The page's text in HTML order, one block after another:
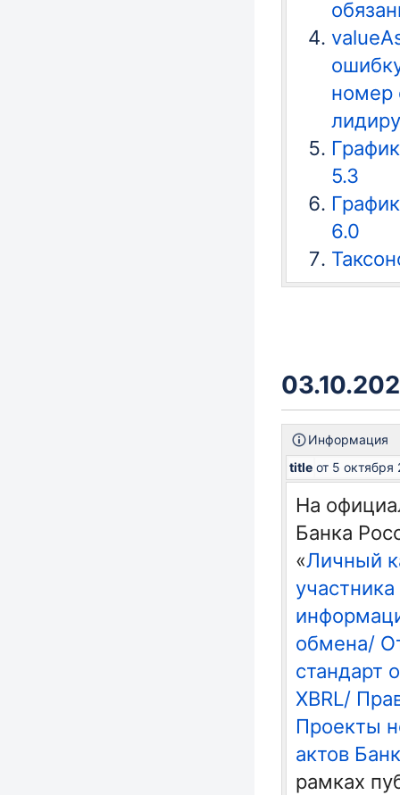
номер
5.3
6.0
Информация
title от 5
На
Банка
«Личный
участника
обмена/
стандарт
XBRL/
Проекты
актов
рамках